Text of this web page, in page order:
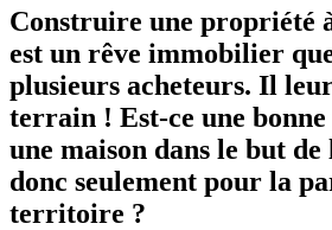
Construire une propriété
est un rêve immobilier
plusieurs acheteurs. Il
terrain ! Est-ce une bonne
une maison dans le but
donc seulement pour la
territoire ?